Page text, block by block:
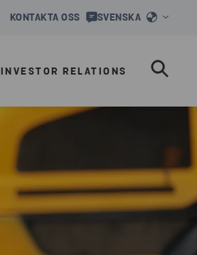
KONTAKTA OSS SVENSKA
INVESTOR RELATIONS